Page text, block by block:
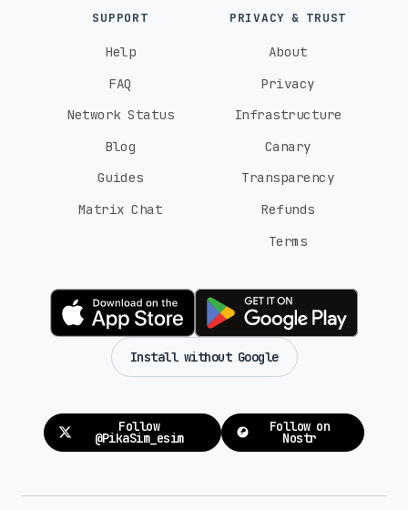
SUPPORT
Help
FAQ
Network Status
Blog
Guides
Matrix Chat
PRIVACY & TRUST
About
Privacy
Infrastructure
Canary
Transparency
Refunds
Terms
Install without Google
Follow
@PikaSim_esim
Follow on
Nostr